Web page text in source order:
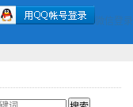
微信登录